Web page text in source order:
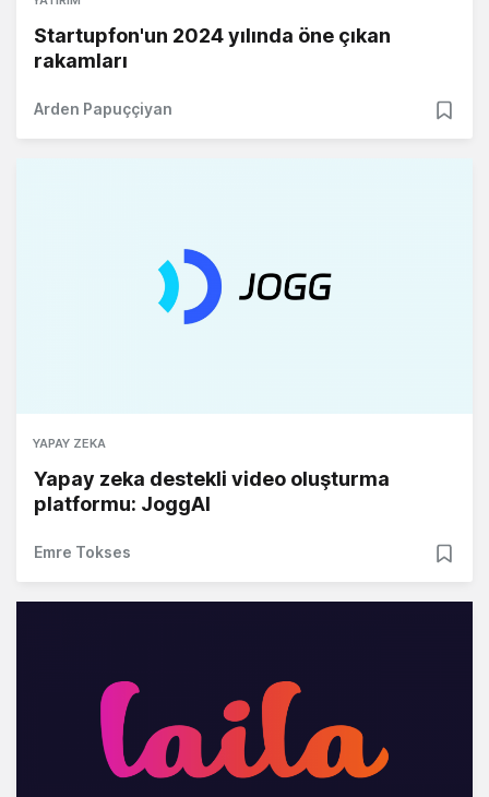
Startupfon'un 2024 yılında öne çıkan
rakamları
Arden Papuççiyan
YAPAY ZEKA
Yapay zeka destekli video oluşturma
platformu: JoggAI
Emre Tokses